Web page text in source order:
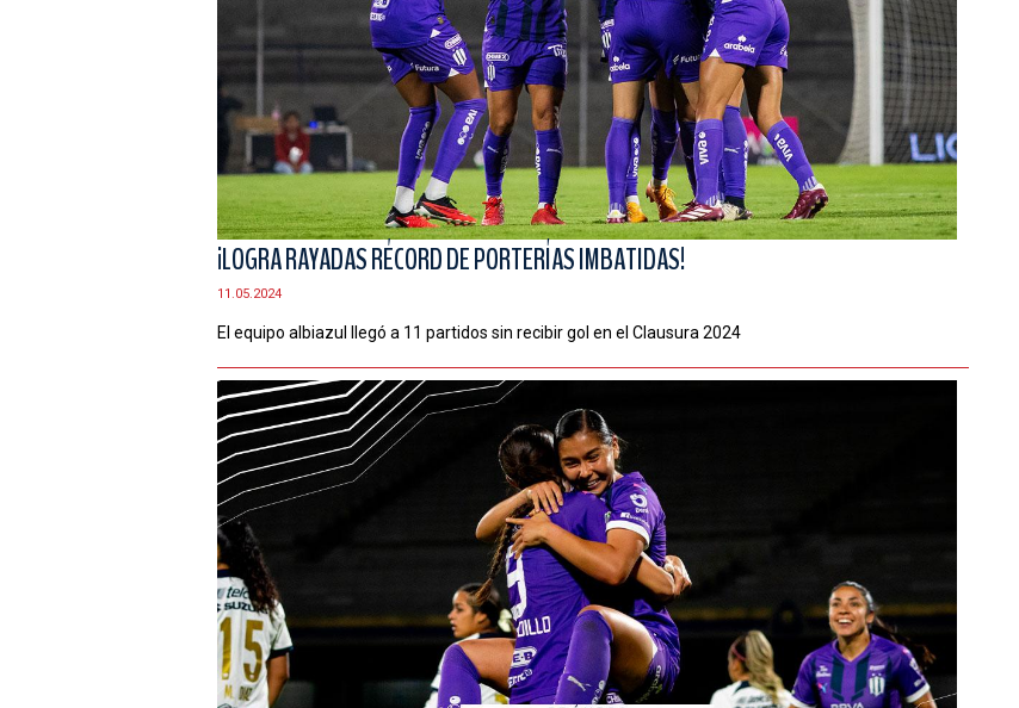
¡LOGRA RAYADAS RÉCORD DE PORTERÍAS IMBATIDAS!
11.05.2024
El equipo albiazul llegó a 11 partidos sin recibir gol en el Clausura 2024